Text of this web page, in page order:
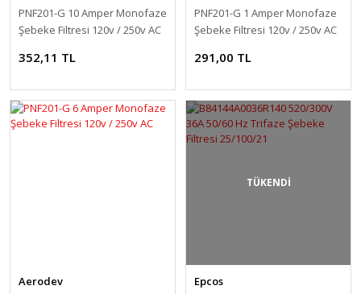
PNF201-G 10 Amper Monofaze
Şebeke Filtresi 120v / 250v AC
352,11 TL
PNF201-G 1 Amper Monofaze
Şebeke Filtresi 120v / 250v AC
291,00 TL
Aerodev
TÜKENDİ
Epcos